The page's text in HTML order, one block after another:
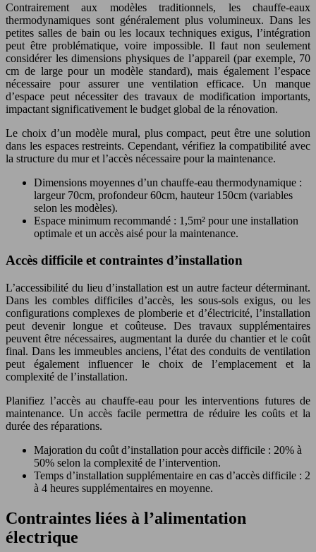
Contrairement aux modèles traditionnels, les chauffe-eaux
thermodynamiques sont généralement plus volumineux. Dans les
petites salles de bain ou les locaux techniques exigus, l’intégration
peut être problématique, voire impossible. Il faut non seulement
considérer les dimensions physiques de l’appareil (par exemple, 70
cm de large pour un modèle standard), mais également l’espace
nécessaire pour assurer une ventilation efficace. Un manque
d’espace peut nécessiter des travaux de modification importants,
impactant significativement le budget global de la rénovation.
Le choix d’un modèle mural, plus compact, peut être une solution
dans les espaces restreints. Cependant, vérifiez la compatibilité avec
la structure du mur et l’accès nécessaire pour la maintenance.
Dimensions moyennes d’un chauffe-eau thermodynamique :
largeur 70cm, profondeur 60cm, hauteur 150cm (variables
selon les modèles).
Espace minimum recommandé : 1,5m² pour une installation
optimale et un accès aisé pour la maintenance.
Accès difficile et contraintes d’installation
L’accessibilité du lieu d’installation est un autre facteur déterminant.
Dans les combles difficiles d’accès, les sous-sols exigus, ou les
configurations complexes de plomberie et d’électricité, l’installation
peut devenir longue et coûteuse. Des travaux supplémentaires
peuvent être nécessaires, augmentant la durée du chantier et le coût
final. Dans les immeubles anciens, l’état des conduits de ventilation
peut également influencer le choix de l’emplacement et la
complexité de l’installation.
Planifiez l’accès au chauffe-eau pour les interventions futures de
maintenance. Un accès facile permettra de réduire les coûts et la
durée des réparations.
Majoration du coût d’installation pour accès difficile : 20% à
50% selon la complexité de l’intervention.
Temps d’installation supplémentaire en cas d’accès difficile : 2
à 4 heures supplémentaires en moyenne.
Contraintes liées à l’alimentation
électrique